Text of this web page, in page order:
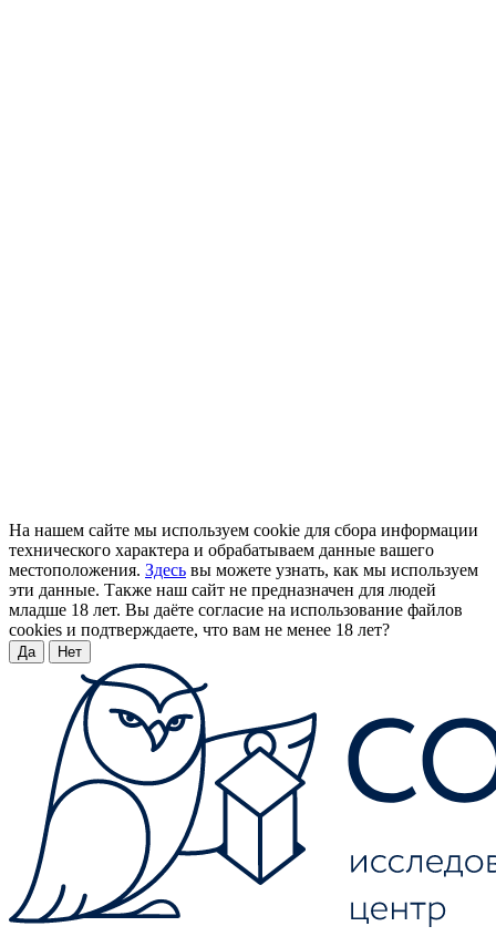
На нашем сайте мы используем cookie для сбора информации
технического характера и обрабатываем данные вашего
местоположения. Здесь вы можете узнать, как мы используем
эти данные. Также наш сайт не предназначен для людей
младше 18 лет. Вы даёте согласие на использование файлов
cookies и подтверждаете, что вам не менее 18 лет?
Да Нет